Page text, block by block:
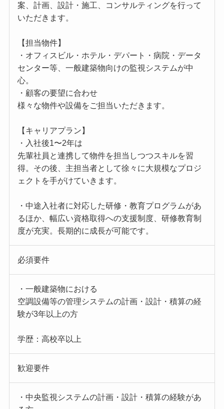
案、計画、設計・施工、コンサルティングを行って
いただきます。
【担当物件】
・オフィスビル・ホテル・デパート・病院・データ
センター等、一般建築物向けの監視システムが中
心。
・顧客の要望に合わせ
様々な物件や設備をご担当いただきます。
【キャリアプラン】
・入社後1〜2年は
先輩社員と連携して物件を担当しつつスキルを習
得。その後、主担当者として徐々に大規模なプロジ
ェクトを手がけていきます。
・中途入社者に対応した研修・教育プログラムがあ
るほか、幅広い資格取得への支援制度、研修教育制
度が充実。長期的に成長が可能です。
必須要件
・一般建築物における
空調設備等の管理システムの計画・設計・積算の経
験が3年以上の方
学歴：高校卒以上
歓迎要件
・中央監視システムの計画・設計・積算の経験があ